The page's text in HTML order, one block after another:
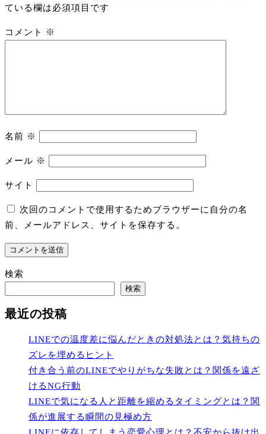
ン
ている欄は必須項目です
コメント ※
名前 ※
メール ※
サイト
次回のコメントで使用するためブラウザーに自分の名
前、メールアドレス、サイトを保存する。
検索
検索
最近の投稿
LINEでの温度差に悩んだときの対処法とは？気持ちの
ズレを埋めるヒント
付き合う前のLINEでやりがちな失敗とは？関係を遠ざ
けるNG行動
LINEで気になる人と距離を縮めるタイミングとは？関
係が進展する瞬間の見極め方
LINEに依存してしまう恋愛心理とは？不安から抜け出